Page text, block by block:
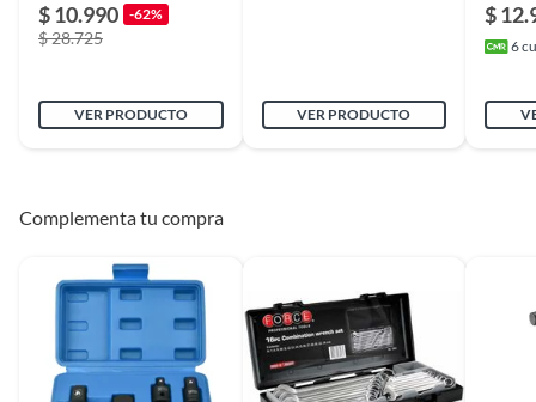
$ 10.990 -62%
$ 28.725
VER PRODUCTO VER PRODUCTO
$
6
Complementa tu compra